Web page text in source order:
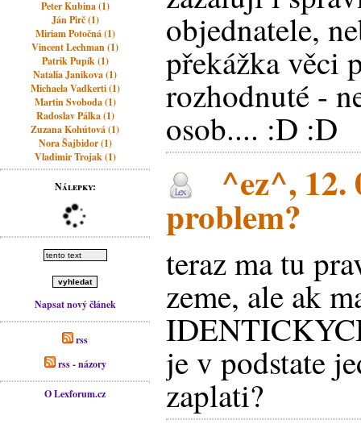
Peter Kubina (1)
Ján Pirč (1)
Miriam Potočná (1)
Vincent Lechman (1)
Patrik Pupík (1)
Natalia Janikova (1)
Michaela Vadkerti (1)
Martin Svoboda (1)
Radoslav Pálka (1)
Zuzana Kohútová (1)
Nora Šajbidor (1)
Vladimir Trojak (1)
Nálepky:
Napsat nový článek
rss
rss - názory
O Lexforum.cz
objednatele,
překážka věci
rozhodnuté -
osob.... :D :D
^ez^, 12.
problem?
teraz ma tu
zeme, ale ak
je v podstate
zaplati?